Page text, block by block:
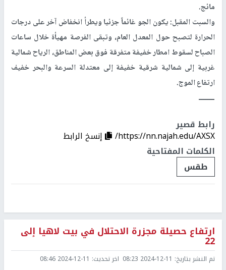
مائج.
والسبت المقبل: يكون الجو غائماً جزئيا ويطرأ انخفاض آخر على درجات
الحرارة لتصبح حول المعدل العام، وتبقى الفرصة مهيأة خلال ساعات
الصباح لسقوط امطار خفيفة متفرقة فوق بعض المناطق، الرياح شمالية
غربية إلى شمالية شرقية خفيفة إلى معتدلة السرعة والبحر خفيف
ارتفاع الموج.
ــــــــ
رابط قصير
https://nn.najah.edu/AXSX/
إنسخ الرابط
الكلمات المفتاحية
طقس
ارتفاع حصيلة مجزرة الاحتلال في بيت لاهيا إلى
22
تم النشر بتاريخ: 2024-12-11 08:23 اخر تحديث: 2024-12-11 08:46